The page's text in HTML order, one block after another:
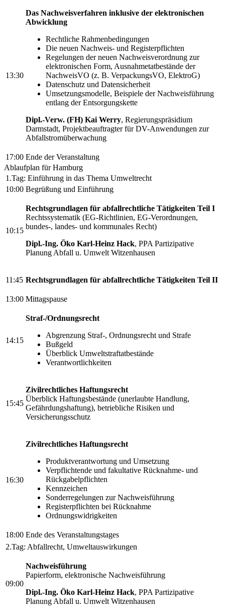
13:30
Das Nachweisverfahren inklusive der elektronischen
Abwicklung
Rechtliche Rahmenbedingungen
Die neuen Nachweis- und Registerpflichten
Regelungen der neuen Nachweisverordnung zur
elektronischen Form, Ausnahmetatbestände der
NachweisVO (z. B. VerpackungsVO, ElektroG)
Datenschutz und Datensicherheit
Umsetzungsmodelle, Beispiele der Nachweisführung
entlang der Entsorgungskette
Dipl.-Verw. (FH) Kai Werry, Regierungspräsidium
Darmstadt, Projektbeauftragter für DV-Anwendungen zur
Abfallstromüberwachung
17:00 Ende der Veranstaltung
Ablaufplan für Hamburg
1.Tag: Einführung in das Thema Umweltrecht
10:00 Begrüßung und Einführung
10:15
Rechtsgrundlagen für abfallrechtliche Tätigkeiten Teil I
Rechtssystematik (EG-Richtlinien, EG-Verordnungen,
bundes-, landes- und kommunales Recht)
Dipl.-Ing. Öko Karl-Heinz Hack, PPA Partizipative
Planung Abfall u. Umwelt Witzenhausen
11:45 Rechtsgrundlagen für abfallrechtliche Tätigkeiten Teil II
13:00 Mittagspause
14:15
Straf-/Ordnungsrecht
Abgrenzung Straf-, Ordnungsrecht und Strafe
Bußgeld
Überblick Umweltstraftatbestände
Verantwortlichkeiten
15:45
Zivilrechtliches Haftungsrecht
Überblick Haftungsbestände (unerlaubte Handlung,
Gefährdungshaftung), betriebliche Risiken und
Versicherungsschutz
16:30
Zivilrechtliches Haftungsrecht
Produktverantwortung und Umsetzung
Verpflichtende und fakultative Rücknahme- und
Rückgabelpflichten
Kennzeichen
Sonderregelungen zur Nachweisführung
Registerpflichten bei Rücknahme
Ordnungswidrigkeiten
18:00 Ende des Veranstaltungstages
2.Tag: Abfallrecht, Umweltauswirkungen
09:00
Nachweisführung
Papierform, elektronische Nachweisführung
Dipl.-Ing. Öko Karl-Heinz Hack, PPA Partizipative
Planung Abfall u. Umwelt Witzenhausen